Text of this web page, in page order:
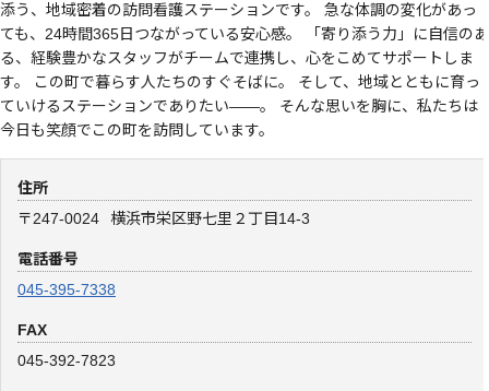
添う、地域密着の訪問看護ステーションです。 急な体調の変化があっ
ても、24時間365日つながっている安心感。 「寄り添う力」に自信のあ
る、経験豊かなスタッフがチームで連携し、心をこめてサポートしま
す。 この町で暮らす人たちのすぐそばに。 そして、地域とともに育っ
ていけるステーションでありたい――。 そんな思いを胸に、私たちは
今日も笑顔でこの町を訪問しています。
住所
〒247-0024
横浜市栄区野七里２丁目14-3
電話番号
045-395-7338
FAX
045-392-7823